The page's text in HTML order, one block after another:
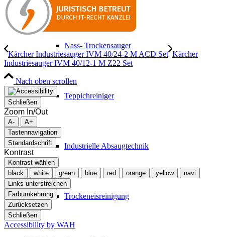
Nass- Trockensauger
Teppichreiniger
Industrielle Absaugtechnik
Trockeneisreinigung
Kärcher Industriesauger IVM 40/24-2 M ACD Set Kärcher
Industriesauger IVM 40/12-1 M Z22 Set
Nach oben scrollen
Schließen
Zoom In/Out
A-
A+
Tastennavigation
Standardschrift
Kontrast
Kontrast wählen
black
white green blue red orange yellow
navi
Links unterstreichen
Farbumkehrung
Zurücksetzen
Schließen
Accessibility by WAH